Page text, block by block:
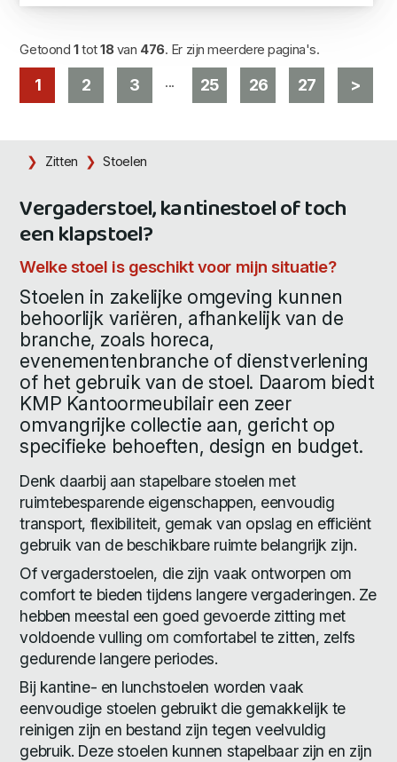
Getoond 1tot18van 476. Er zijn meerdere pagina's.
1 2 3 ... 25 26 27 >
Zitten Stoelen
Vergaderstoel, kantinestoel of toch
een klapstoel?
Welke stoel is geschikt voor mijn situatie?
Stoelen in zakelijke omgeving kunnen
behoorlijk variëren, afhankelijk van de
branche, zoals horeca,
evenementenbranche of dienstverlening
of het gebruik van de stoel. Daarom biedt
KMP Kantoormeubilair een zeer
omvangrijke collectie aan, gericht op
specifieke behoeften, design en budget.
Denk daarbij aan stapelbare stoelen met
ruimtebesparende eigenschappen, eenvoudig
transport, flexibiliteit, gemak van opslag en efficiënt
gebruik van de beschikbare ruimte belangrijk zijn.
Of vergaderstoelen, die zijn vaak ontworpen om
comfort te bieden tijdens langere vergaderingen. Ze
hebben meestal een goed gevoerde zitting met
voldoende vulling om comfortabel te zitten, zelfs
gedurende langere periodes.
Bij kantine- en lunchstoelen worden vaak
eenvoudige stoelen gebruikt die gemakkelijk te
reinigen zijn en bestand zijn tegen veelvuldig
gebruik. Deze stoelen kunnen stapelbaar zijn en zijn